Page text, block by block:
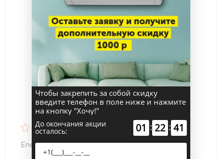
Energolux NYON SAS24IL1-AI/SAU24IL1-AI
Чтобы закрепить за собой скидку
введите телефон в поле ниже и нажмите
на кнопку "Хочу!"
До окончания акции
осталось: 01 : 22 : 40